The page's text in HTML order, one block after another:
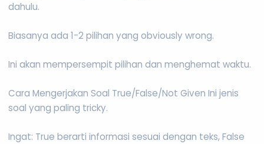
dahulu.
Biasanya ada 1-2 pilihan yang obviously wrong.
Ini akan mempersempit pilihan dan menghemat waktu.
Cara Mengerjakan Soal True/False/Not Given Ini jenis
soal yang paling tricky.
Ingat: True berarti informasi sesuai dengan teks, False